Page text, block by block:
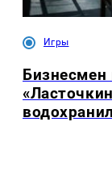
Игры
Бизнесмен